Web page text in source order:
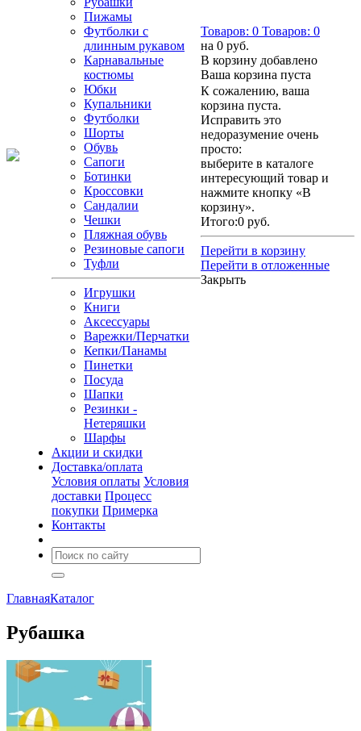
Пижамы
Футболки с
длинным рукавом
Карнавальные
костюмы
Юбки
Купальники
Футболки
Шорты
Обувь
Сапоги
Ботинки
Кроссовки
Сандалии
Чешки
Пляжная обувь
Резиновые сапоги
Туфли
Игрушки
Книги
Аксессуары
Варежки/Перчатки
Кепки/Панамы
Пинетки
Посуда
Шапки
Резинки -
Нетеряшки
Шарфы
Акции и скидки
Доставка/оплата
Условия оплаты Условия
доставки Процесс
покупки Примерка
Контакты
Товаров: 0 Товаров: 0
на 0 руб.
В корзину добавлено
Ваша корзина пуста
К сожалению, ваша
корзина пуста.
Исправить это
недоразумение очень
просто:
выберите в каталоге
интересующий товар и
нажмите кнопку «В
корзину».
Итого:0 руб.
Перейти в корзину
Перейти в отложенные
Закрыть
ГлавнаяКаталог
Рубашка